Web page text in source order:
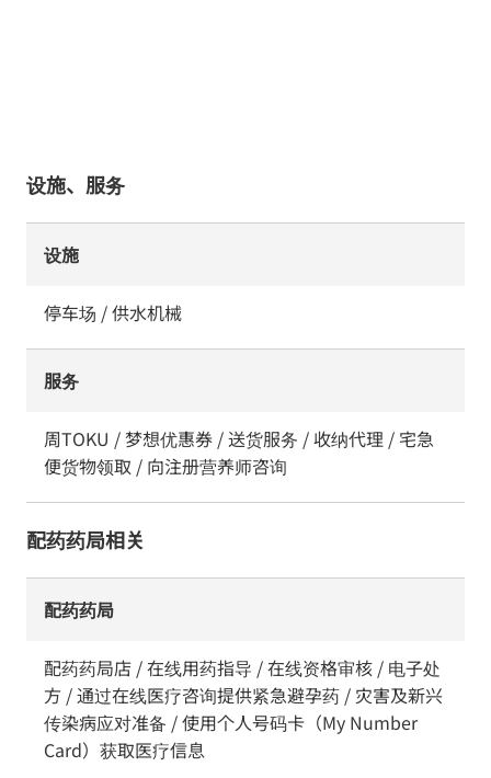
设施、服务
设施
停车场 / 供水机械
服务
周TOKU / 梦想优惠券 / 送货服务 / 收纳代理 / 宅急
便货物领取 / 向注册营养师咨询
配药药局相关
配药药局
配药药局店 / 在线用药指导 / 在线资格审核 / 电子处
方 / 通过在线医疗咨询提供紧急避孕药 / 灾害及新兴
传染病应对准备 / 使用个人号码卡（My Number
Card）获取医疗信息